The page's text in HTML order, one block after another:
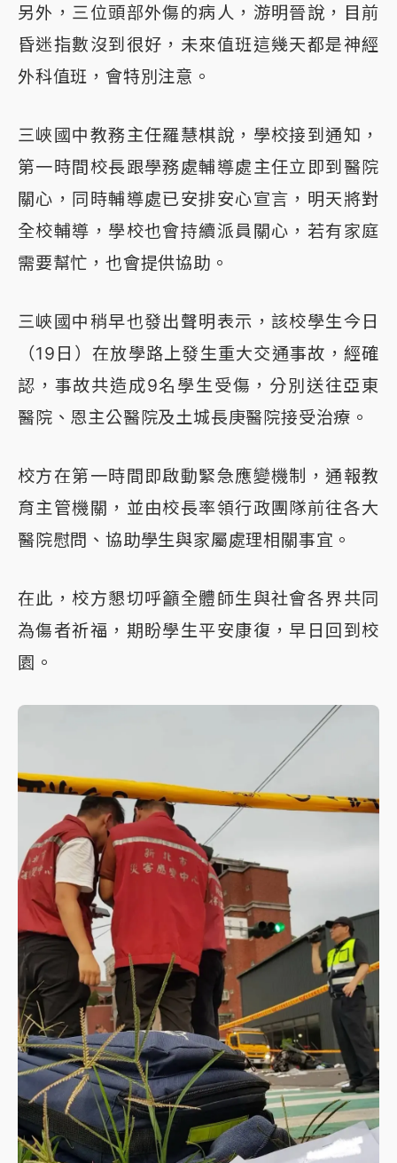
另外，三位頭部外傷的病人，游明晉說，目前
昏迷指數沒到很好，未來值班這幾天都是神經
外科值班，會特別注意。
三峽國中教務主任羅慧棋說，學校接到通知，
第一時間校長跟學務處輔導處主任立即到醫院
關心，同時輔導處已安排安心宣言，明天將對
全校輔導，學校也會持續派員關心，若有家庭
需要幫忙，也會提供協助。
三峽國中稍早也發出聲明表示，該校學生今日
（19日）在放學路上發生重大交通事故，經確
認，事故共造成9名學生受傷，分別送往亞東
醫院、恩主公醫院及土城長庚醫院接受治療。
校方在第一時間即啟動緊急應變機制，通報教
育主管機關，並由校長率領行政團隊前往各大
醫院慰問、協助學生與家屬處理相關事宜。
在此，校方懇切呼籲全體師生與社會各界共同
為傷者祈福，期盼學生平安康復，早日回到校
園。